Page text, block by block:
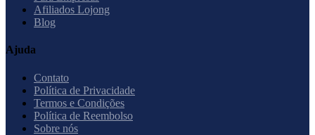
Afiliados Lojong
Blog
Ajuda
Contato
Política de Privacidade
Termos e Condições
Política de Reembolso
Sobre nós